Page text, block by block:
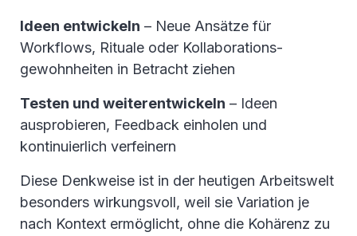
Ideen entwickeln – Neue Ansätze für
Workflows, Rituale oder Kollaborations-
gewohnheiten in Betracht ziehen
Testen und weiterentwickeln – Ideen
ausprobieren, Feedback einholen und
kontinuierlich verfeinern
Diese Denkweise ist in der heutigen Arbeitswelt
besonders wirkungsvoll, weil sie Variation je
nach Kontext ermöglicht, ohne die Kohärenz zu